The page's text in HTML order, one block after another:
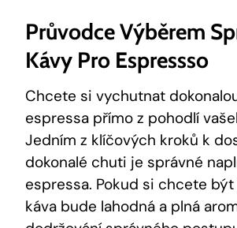
Průvodce Výběrem
Kávy Pro Espressso
Chcete si vychutnat
espressa přímo z pohodlí
Jedním z klíčových kroků k
dokonalé chuti je správné
espressa. Pokud si chcete
káva bude lahodná a plná